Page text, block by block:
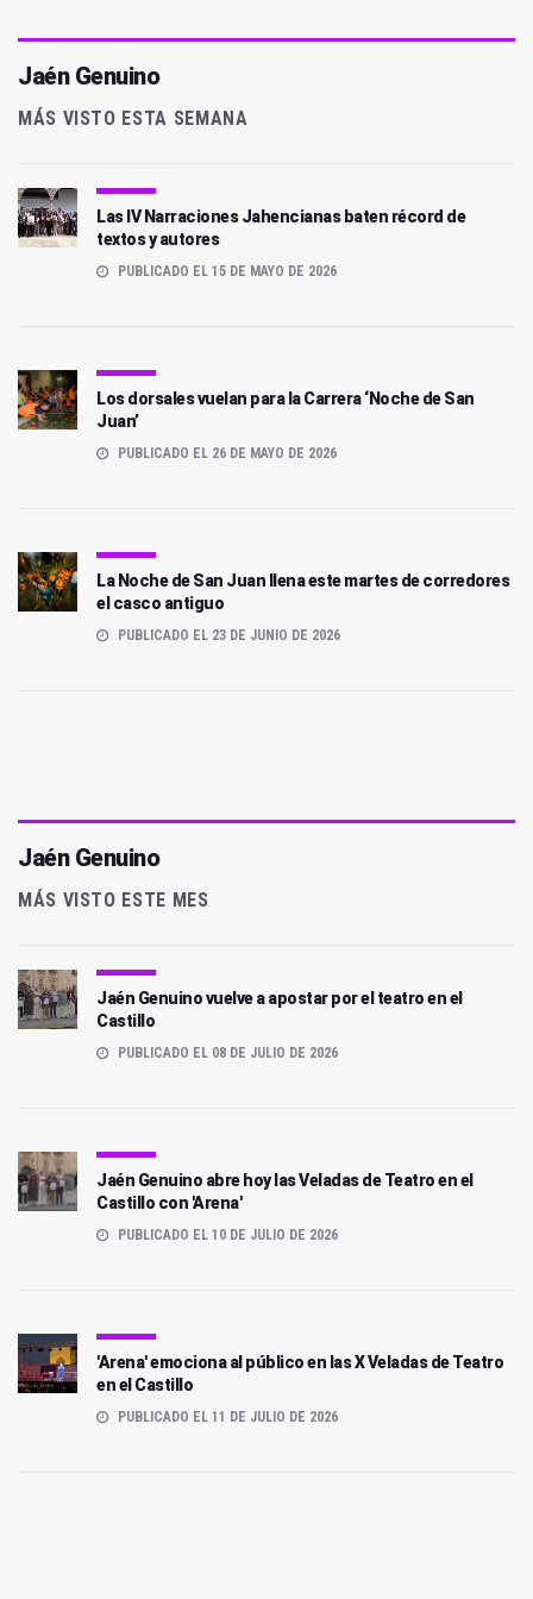
Jaén Genuino
MÁS VISTO ESTA SEMANA
Las IV Narraciones Jahencianas baten récord de
textos y autores
PUBLICADO EL 15 DE MAYO DE 2026
Los dorsales vuelan para la Carrera ‘Noche de San
Juan’
PUBLICADO EL 26 DE MAYO DE 2026
La Noche de San Juan llena este martes de corredores
el casco antiguo
PUBLICADO EL 23 DE JUNIO DE 2026
Jaén Genuino
MÁS VISTO ESTE MES
Jaén Genuino vuelve a apostar por el teatro en el
Castillo
PUBLICADO EL 08 DE JULIO DE 2026
Jaén Genuino abre hoy las Veladas de Teatro en el
Castillo con 'Arena'
PUBLICADO EL 10 DE JULIO DE 2026
'Arena' emociona al público en las X Veladas de Teatro
en el Castillo
PUBLICADO EL 11 DE JULIO DE 2026